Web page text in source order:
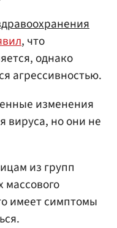
, что
однако
агрессивностью.
изменения
вируса, но они не
из групп
массового
имеет симптомы